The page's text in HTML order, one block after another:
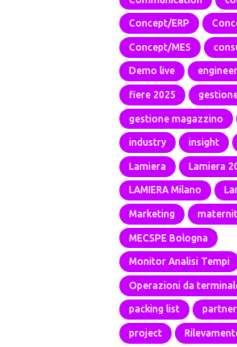
Concept/ERP
Concept/MES
Demo live
fiere 2025
gestione magazzino
industry insight
Lamiera Lamiera
LAMIERA Milano
Marketing
MECSPE Bologna
Monitor Analisi Tempi
Operazioni da
packing list
project